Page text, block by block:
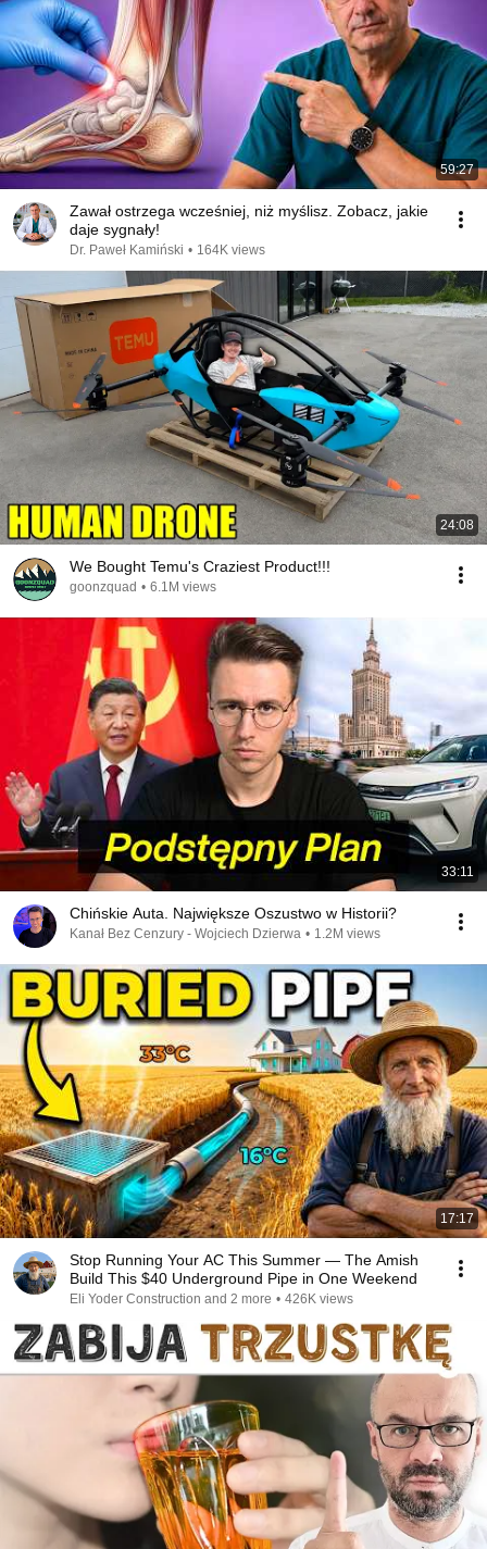
59:27
Zawał ostrzega wcześniej, niż myślisz. Zobacz, jakie
daje sygnały!
Dr. Paweł Kamiński • 164K views
24:08
We Bought Temu's Craziest Product!!!
goonzquad • 6.1M views
33:11
Chińskie Auta. Największe Oszustwo w Historii?
Kanał Bez Cenzury - Wojciech Dzierwa • 1.2M views
17:17
Stop Running Your AC This Summer — The Amish
Build This $40 Underground Pipe in One Weekend
Eli Yoder Construction and 2 more • 426K views